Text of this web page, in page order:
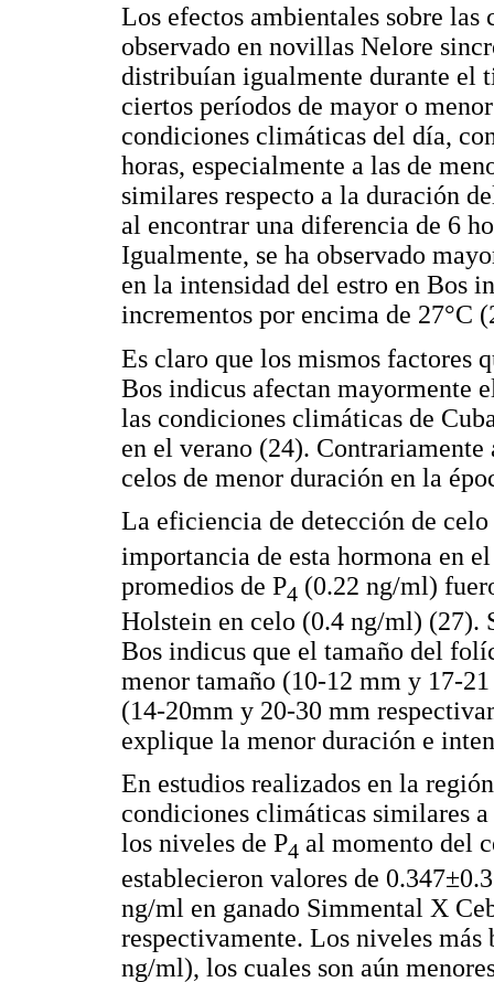
Los efectos ambientales sobre
observado en novillas Nelore
distribuían igualmente durante el
ciertos períodos de mayor o
condiciones climáticas del día,
horas, especialmente a las de
similares respecto a la duración
al encontrar una diferencia de 6
Igualmente, se ha observado
en la intensidad del estro en Bos
incrementos por encima de 27°C
Es claro que los mismos factores
Bos indicus afectan mayormente
las condiciones climáticas de
en el verano (24).
celos de menor duración en la
La eficiencia de detección de
importancia de esta hormona en
promedios de P4 (0.22 ng/ml)
Holstein en celo (0.4 ng/ml) (27).
Bos indicus que el tamaño del
menor tamaño (10-12 mm y 17-
(14-20mm y 20-30 mm
explique la menor duración e
En estudios realizados en la
condiciones climáticas similares
los niveles de P4 al momento del
establecieron valores de
ng/ml en ganado Simmental X
respectivamente. Los niveles
ng/ml), los cuales son aún